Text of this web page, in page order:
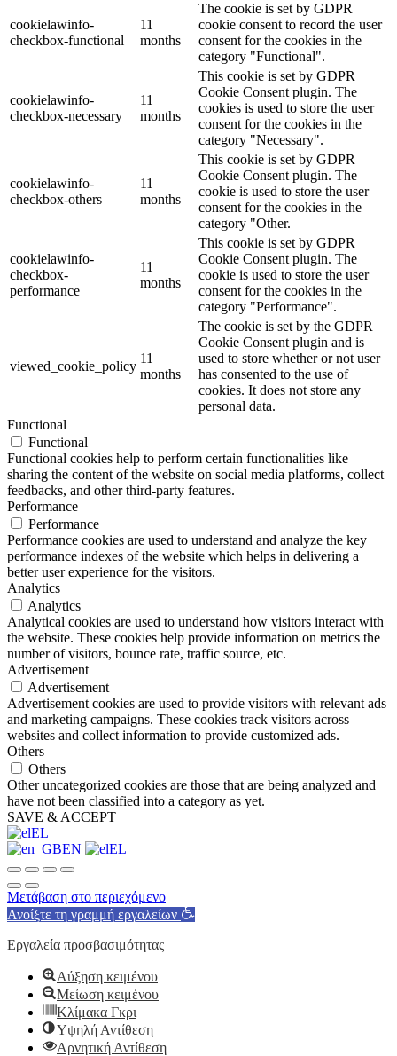
cookielawinfo-
checkbox-functional
11
months
The cookie is set by GDPR
cookie consent to record the user
consent for the cookies in the
category "Functional".
cookielawinfo-
checkbox-necessary
11
months
This cookie is set by GDPR
Cookie Consent plugin. The
cookies is used to store the user
consent for the cookies in the
category "Necessary".
cookielawinfo-
checkbox-others
11
months
This cookie is set by GDPR
Cookie Consent plugin. The
cookie is used to store the user
consent for the cookies in the
category "Other.
cookielawinfo-
checkbox-
performance
11
months
This cookie is set by GDPR
Cookie Consent plugin. The
cookie is used to store the user
consent for the cookies in the
category "Performance".
viewed_cookie_policy
11
months
The cookie is set by the GDPR
Cookie Consent plugin and is
used to store whether or not user
has consented to the use of
cookies. It does not store any
personal data.
Functional
Functional
Functional cookies help to perform certain functionalities like
sharing the content of the website on social media platforms, collect
feedbacks, and other third-party features.
Performance
Performance
Performance cookies are used to understand and analyze the key
performance indexes of the website which helps in delivering a
better user experience for the visitors.
Analytics
Analytics
Analytical cookies are used to understand how visitors interact with
the website. These cookies help provide information on metrics the
number of visitors, bounce rate, traffic source, etc.
Advertisement
Advertisement
Advertisement cookies are used to provide visitors with relevant ads
and marketing campaigns. These cookies track visitors across
websites and collect information to provide customized ads.
Others
Others
Other uncategorized cookies are those that are being analyzed and
have not been classified into a category as yet.
SAVE & ACCEPT
EL
EN
EL
Μετάβαση στο περιεχόμενο
Ανοίξτε τη γραμμή εργαλείων
Εργαλεία προσβασιμότητας
Αύξηση κειμένου
Μείωση κειμένου
Κλίμακα Γκρι
Υψηλή Αντίθεση
Αρνητική Αντίθεση